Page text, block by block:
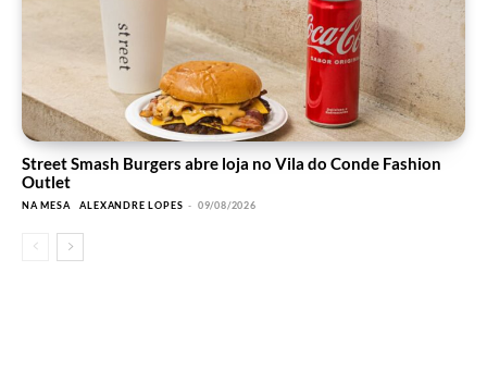
Street Smash Burgers abre loja no Vila do Conde Fashion
Outlet
NA MESA ALEXANDRE LOPES - 09/08/2026